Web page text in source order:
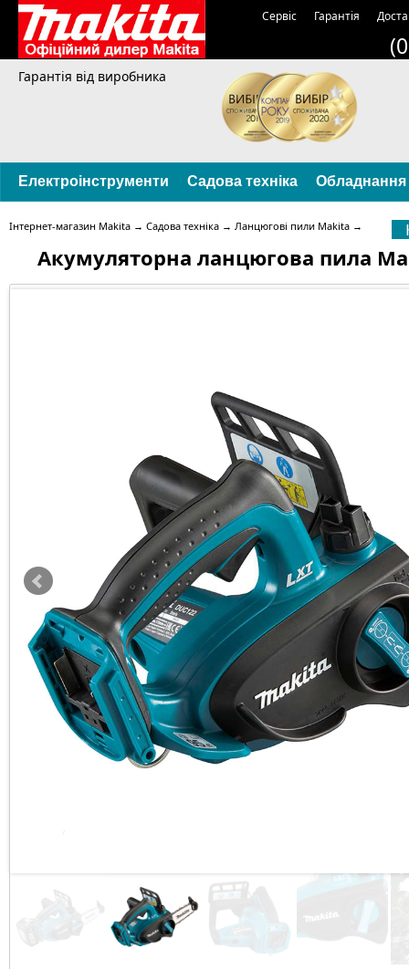
Сервіс Гарантія
Гарантія від виробника
Електроінструменти Садова техніка Обладнання
Інтернет-магазин Makita → Садова техніка → Ланцюгові пили Makita →
Акумуляторна ланцюгова пила